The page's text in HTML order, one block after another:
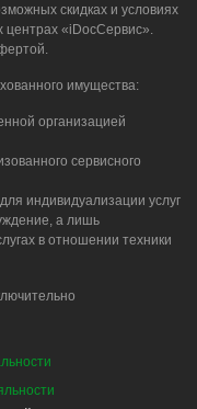
скидках и условиях
центрах «iDocСервис».
имущества:
организацией
сервисного
индивидуализации услуг
а лишь
в отношении техники